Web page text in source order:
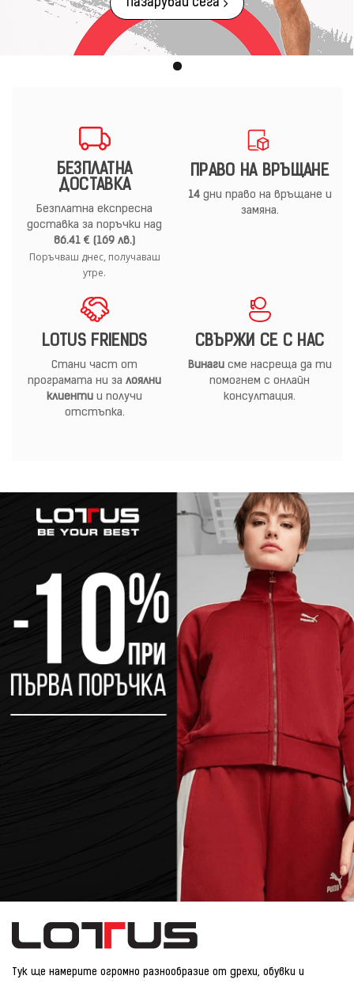
Пазарувай сега
БЕЗПЛАТНА
ДОСТАВКА
Безплатна експресна
доставка за поръчки над
86.41 € (169 лв.)
Поръчваш днес, получаваш
утре.
ПРАВО НА ВРЪЩАНЕ
14дни право на връщане и
замяна.
LOTUS FRIENDS
Стани част от
програмата ни за лоялни
клиенти и получи
отстъпка.
СВЪРЖИ СЕ С НАС
Винагисме насреща да ти
помогнем с онлайн
консултация.
Тук ще намерите огромно разнообразие от дрехи, обувки и